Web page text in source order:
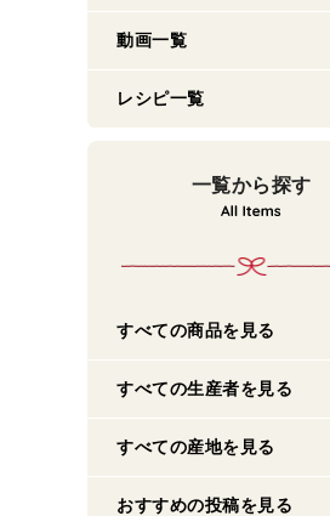
動画一覧
レシピ一覧
一覧から探す
すべての商品を見る
すべての生産者を見る
すべての産地を見る
おすすめの投稿を見る